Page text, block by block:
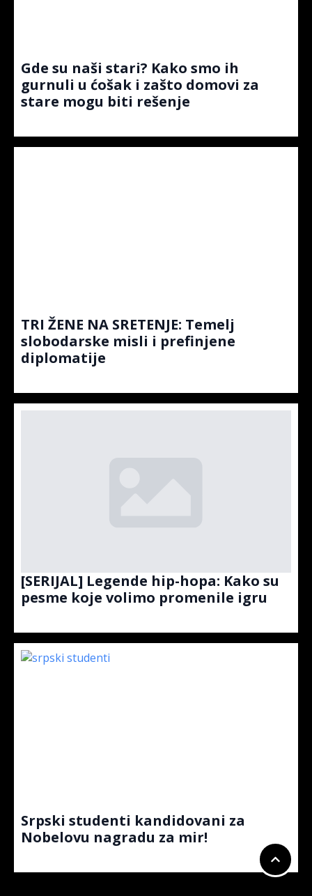
Gde su naši stari? Kako smo ih
gurnuli u ćošak i zašto domovi za
stare mogu biti rešenje
TRI ŽENE NA SRETENJE: Temelj
slobodarske misli i prefinjene
diplomatije
[SERIJAL] Legende hip-hopa: Kako su
pesme koje volimo promenile igru
Srpski studenti kandidovani za
Nobelovu nagradu za mir!